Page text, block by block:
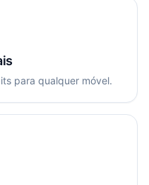
para qualquer móvel.